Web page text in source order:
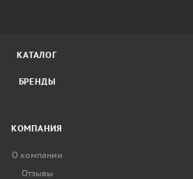
КАТАЛОГ
БРЕНДЫ
КОМПАНИЯ
О компании
Отзывы